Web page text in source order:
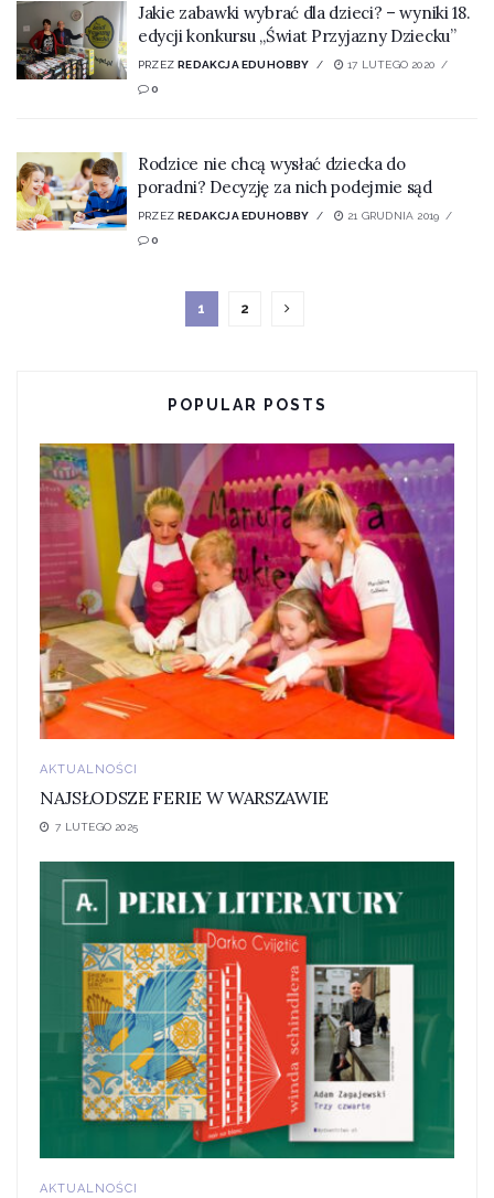
Jakie zabawki wybrać dla dzieci? – wyniki 18.
edycji konkursu „Świat Przyjazny Dziecku”
PRZEZ REDAKCJA EDUHOBBY
17 LUTEGO 2020
0
Rodzice nie chcą wysłać dziecka do
poradni? Decyzję za nich podejmie sąd
PRZEZ REDAKCJA EDUHOBBY
21 GRUDNIA 2019
0
1 2
POPULAR POSTS
AKTUALNOŚCI
NAJSŁODSZE FERIE W WARSZAWIE
7 LUTEGO 2025
AKTUALNOŚCI